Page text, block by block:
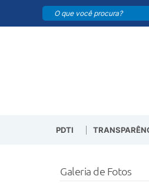
PDTI
Galeria de Fotos